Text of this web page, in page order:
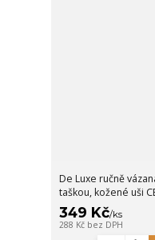
De Luxe ručně
taškou, kožené uši
349 Kč/ks
288 Kč bez DPH